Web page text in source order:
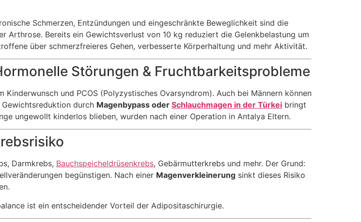
Schmerzen, Entzündungen und eingeschränkte Beweglichkeit sind die
Arthrose. Bereits ein Gewichtsverlust von 10 kg reduziert die Gelenkbelastung um
über schmerzfreieres Gehen, verbesserte Körperhaltung und mehr Aktivität.
Störungen & Fruchtbarkeitsprobleme
und PCOS (Polyzystisches Ovarsyndrom). Auch bei Männern können
durch Magenbypass oder Schlauchmagen in der Türkei bringt
ungewollt kinderlos blieben, wurden nach einer Operation in Antalya Eltern.
Darmkrebs, Bauchspeicheldrüsenkrebs, Gebärmutterkrebs und mehr. Der Grund:
begünstigen. Nach einer Magenverkleinerung sinkt dieses Risiko
ist ein entscheidender Vorteil der Adipositaschirurgie.